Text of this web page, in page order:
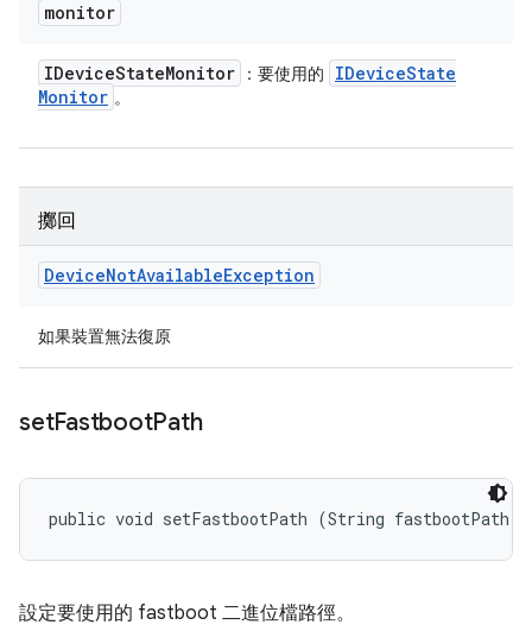
monitor
IDeviceStateMonitor ：要使用的 IDeviceState
Monitor 。
擲回
DeviceNotAvailableException
如果裝置無法復原
setFastbootPath
public void setFastbootPath (String fastbootPath)
設定要使用的 fastboot 二進位檔路徑。